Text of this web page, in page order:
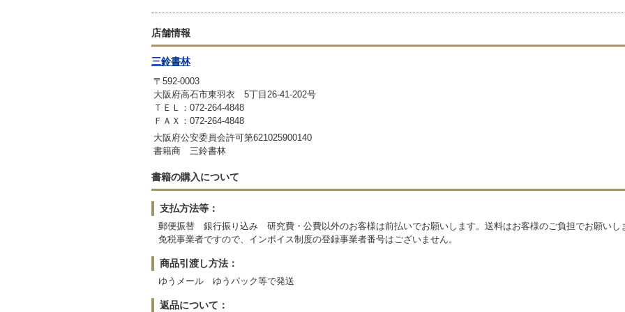
店舗情報
三鈴書林
〒592-0003
大阪府高石市東羽衣 5丁目26-41-202号
ＴＥＬ：072-264-4848
ＦＡＸ：072-264-4848
大阪府公安委員会許可第621025900140
書籍商 三鈴書林
書籍の購入について
支払方法等：
郵便振替 銀行振り込み 研究費・公費以外のお客様は前払いでお願いします。送料はお客様のご負担でお願いし
免税事業者ですので、インボイス制度の登録事業者番号はございません。
商品引渡し方法：
ゆうメール ゆうパック等で発送
返品について：